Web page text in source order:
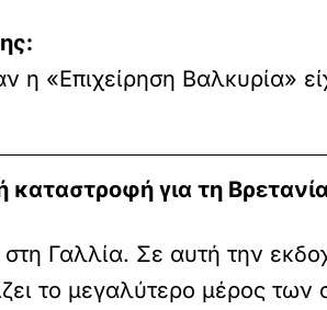
η «Επιχείρηση Βαλκυρία»
καταστροφή για τη
Γαλλία. Σε αυτή την
το μεγαλύτερο μέρος